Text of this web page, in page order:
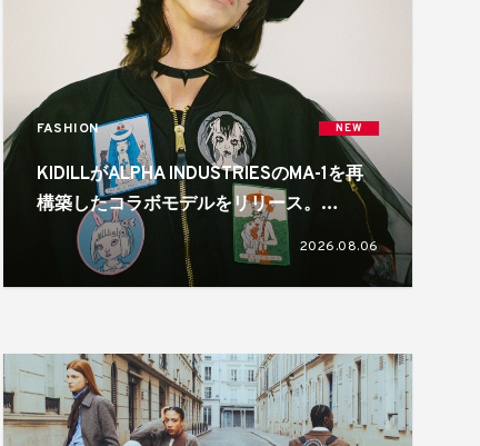
FASHION NEW
KIDILLがALPHA INDUSTRIESのMA-1を再
構築したコラボモデルをリリース。
HIZUMEとのトリプルコラボも展開
2026.08.06